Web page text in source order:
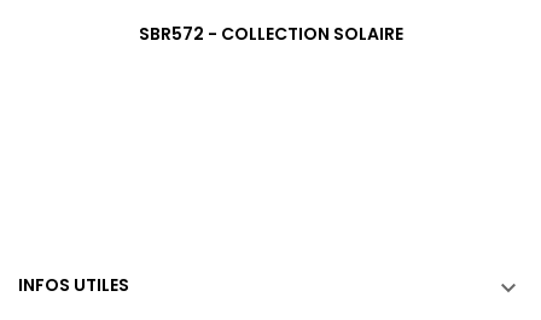
SBR572 - COLLECTION SOLAIRE
INFOS UTILES 